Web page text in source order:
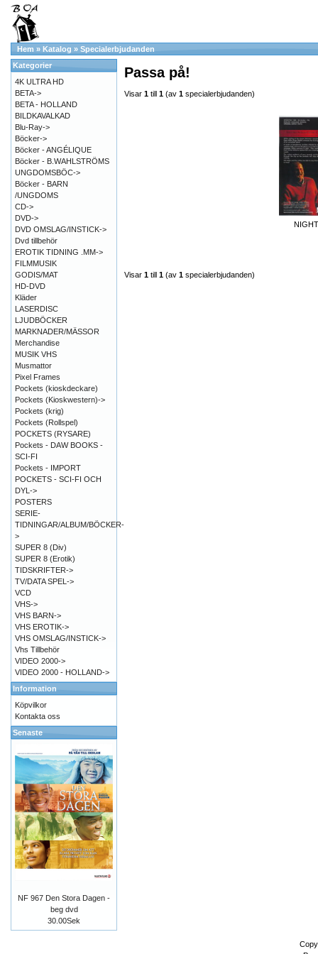
Hem » Katalog » Specialerbjudanden
Passa på!
Visar 1 till 1 (av 1 specialerbjudanden)
Visar 1 till 1 (av 1 specialerbjudanden)
Kategorier
4K ULTRA HD
BETA->
BETA - HOLLAND
BILDKAVALKAD
Blu-Ray->
Böcker->
Böcker - ANGÉLIQUE
Böcker - B.WAHLSTRÖMS
UNGDOMSBÖC->
Böcker - BARN
/UNGDOMS
CD->
DVD->
DVD OMSLAG/INSTICK->
Dvd tillbehör
EROTIK TIDNING .MM->
FILMMUSIK
GODIS/MAT
HD-DVD
Kläder
LASERDISC
LJUDBÖCKER
MARKNADER/MÄSSOR
Merchandise
MUSIK VHS
Musmattor
Pixel Frames
Pockets (kioskdeckare)
Pockets (Kioskwestern)->
Pockets (krig)
Pockets (Rollspel)
POCKETS (RYSARE)
Pockets - DAW BOOKS -
SCI-FI
Pockets - IMPORT
POCKETS - SCI-FI OCH
DYL->
POSTERS
SERIE-
TIDNINGAR/ALBUM/BÖCKER-
>
SUPER 8 (Div)
SUPER 8 (Erotik)
TIDSKRIFTER->
TV/DATA SPEL->
VCD
VHS->
VHS BARN->
VHS EROTIK->
VHS OMSLAG/INSTICK->
Vhs Tillbehör
VIDEO 2000->
VIDEO 2000 - HOLLAND->
Information
Köpvilkor
Kontakta oss
Senaste
NF 967 Den Stora Dagen -
beg dvd
30.00Sek